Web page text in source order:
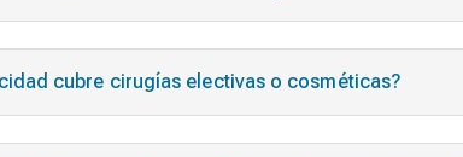
cubre cirugías electivas o cosméticas?